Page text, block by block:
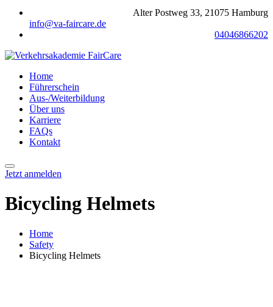
Alter Postweg 33, 21075 Hamburg
info@va-faircare.de
04046866202
Home
Führerschein
Aus-/Weiterbildung
Über uns
Karriere
FAQs
Kontakt
Jetzt anmelden
Bicycling Helmets
Home
Safety
Bicycling Helmets